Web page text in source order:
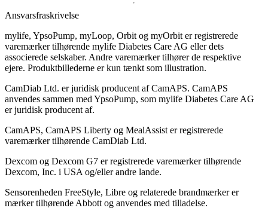
Ansvarsfraskrivelse
mylife, YpsoPump, myLoop, Orbit og myOrbit er registrerede
varemærker tilhørende mylife Diabetes Care AG eller dets
associerede selskaber. Andre varemærker tilhører de respektive
ejere. Produktbillederne er kun tænkt som illustration.
CamDiab Ltd. er juridisk producent af CamAPS. CamAPS
anvendes sammen med YpsoPump, som mylife Diabetes Care AG
er juridisk producent af.
CamAPS, CamAPS Liberty og MealAssist er registrerede
varemærker tilhørende CamDiab Ltd.
Dexcom og Dexcom G7 er registrerede varemærker tilhørende
Dexcom, Inc. i USA og/eller andre lande.
Sensorenheden FreeStyle, Libre og relaterede brandmærker er
mærker tilhørende Abbott og anvendes med tilladelse.